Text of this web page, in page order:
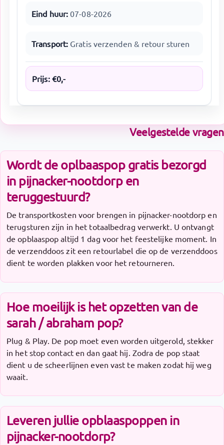
Eind huur: 07-08-2026
Transport: Gratis verzenden & retour sturen
Prijs: €0,-
Veelgestelde vragen
Wordt de oplbaaspop gratis bezorgd
in pijnacker-nootdorp en
teruggestuurd?
De transportkosten voor brengen in pijnacker-nootdorp en
terugsturen zijn in het totaalbedrag verwerkt. U ontvangt
de opblaaspop altijd 1 dag voor het feestelijke moment. In
de verzenddoos zit een retourlabel die op de verzenddoos
dient te worden plakken voor het retourneren.
Hoe moeilijk is het opzetten van de
sarah / abraham pop?
Plug & Play. De pop moet even worden uitgerold, stekker
in het stop contact en dan gaat hij. Zodra de pop staat
dient u de scheerlijnen even vast te maken zodat hij weg
waait.
Leveren jullie opblaaspoppen in
pijnacker-nootdorp?